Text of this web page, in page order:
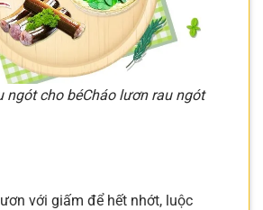
ngót cho béCháo lươn rau ngót
với giấm để hết nhớt, luộc